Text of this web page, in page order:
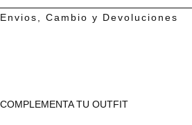
Envios, Cambio y Devoluciones
COMPLEMENTA TU OUTFIT